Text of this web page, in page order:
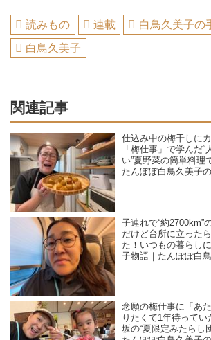
読みもの 連載
白鳥久美子の
白鳥久美子
関連記事
仕込み中の梅干しに
「梅仕事」で学んだ
い”夏野菜の簡単料理
たんぽぽ白鳥久美子
子連れで“約2700km”
だけど台所に立った
た！いつもの暮らし
子物語｜たんぽぽ白
念願の梅仕事に「あ
りたくて1年待って
坂の“夏限定みたらし